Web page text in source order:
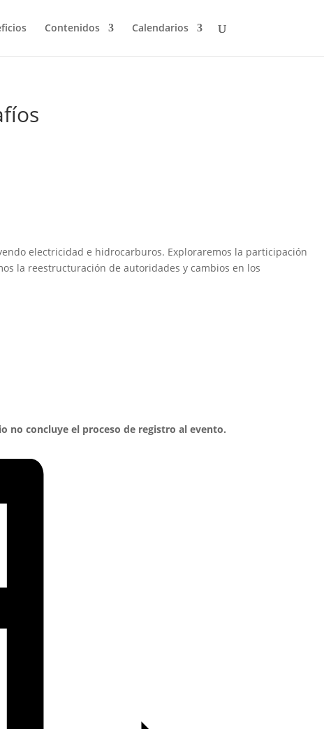
Contenidos Calendarios
electricidad e hidrocarburos. Exploraremos la participación
la reestructuración de autoridades y cambios en los
no concluye el proceso de registro al evento.